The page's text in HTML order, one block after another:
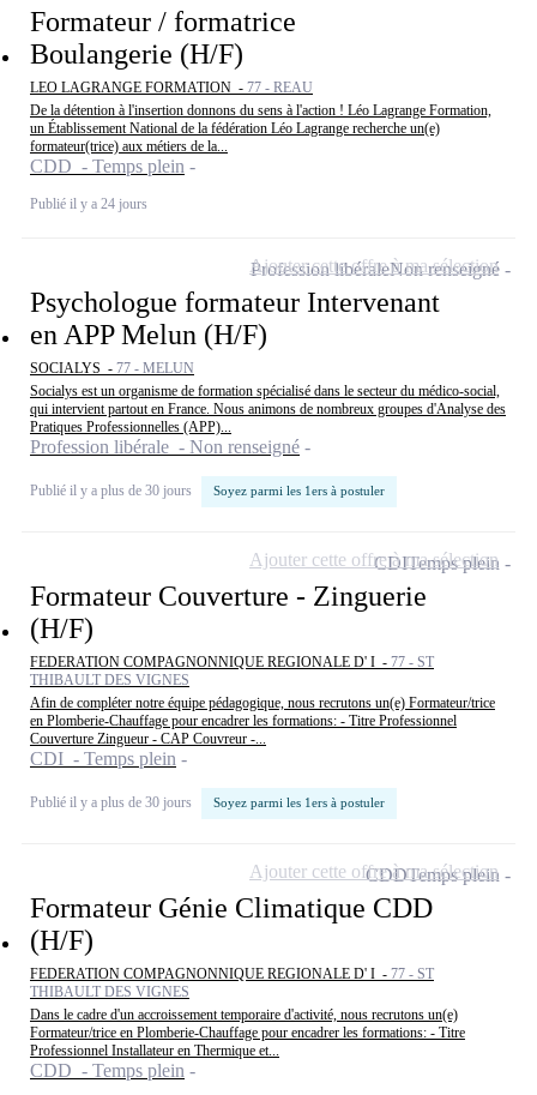
Formateur / formatrice
Boulangerie (H/F)
LEO LAGRANGE FORMATION - 77 - REAU
De la détention à l'insertion donnons du sens à l'action ! Léo Lagrange Formation,
un Établissement National de la fédération Léo Lagrange recherche un(e)
formateur(trice) aux métiers de la...
CDD - Temps plein
Publié il y a 24 jours
Psychologue formateur Intervenant
en APP Melun (H/F)
SOCIALYS - 77 - MELUN
Socialys est un organisme de formation spécialisé dans le secteur du médico-social,
qui intervient partout en France. Nous animons de nombreux groupes d'Analyse des
Pratiques Professionnelles (APP)...
Profession libérale - Non renseigné
Publié il y a plus de 30 jours Soyez parmi les 1ers à postuler
Profession libéraleNon renseigné
Ajouter cette offre à ma sélection
Formateur Couverture - Zinguerie
(H/F)
FEDERATION COMPAGNONNIQUE REGIONALE D' I - 77 - ST
THIBAULT DES VIGNES
Afin de compléter notre équipe pédagogique, nous recrutons un(e) Formateur/trice
en Plomberie-Chauffage pour encadrer les formations: - Titre Professionnel
Couverture Zingueur - CAP Couvreur -...
CDI - Temps plein
Publié il y a plus de 30 jours Soyez parmi les 1ers à postuler
CDITemps plein
Ajouter cette offre à ma sélection
Formateur Génie Climatique CDD
(H/F)
FEDERATION COMPAGNONNIQUE REGIONALE D' I - 77 - ST
THIBAULT DES VIGNES
Dans le cadre d'un accroissement temporaire d'activité, nous recrutons un(e)
Formateur/trice en Plomberie-Chauffage pour encadrer les formations: - Titre
Professionnel Installateur en Thermique et...
CDD - Temps plein
CDDTemps plein
Ajouter cette offre à ma sélection